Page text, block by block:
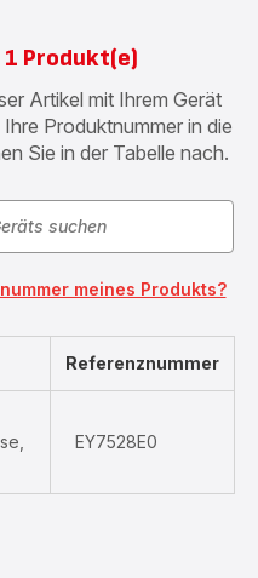
Produkt(e)
Artikel mit Ihrem Gerät
Produktnummer in die
Sie in der Tabelle nach.
meines Produkts?
Referenznummer
EY7528E0